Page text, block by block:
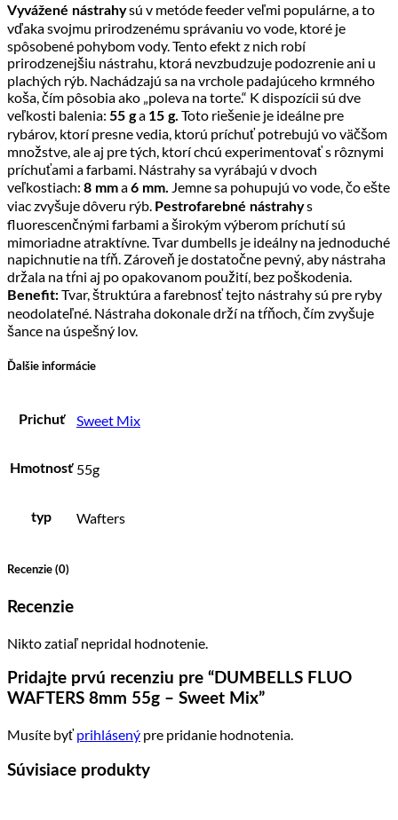
Vyvážené nástrahysú v metóde feeder veľmi populárne, a to
vďaka svojmu prirodzenému správaniu vo vode, ktoré je
spôsobené pohybom vody. Tento efekt z nich robí
prirodzenejšiu nástrahu, ktorá nevzbudzuje podozrenie ani u
plachých rýb. Nachádzajú sa na vrchole padajúceho krmného
koša, čím pôsobia ako „poleva na torte.“ K dispozícii sú dve
veľkosti balenia: 55 ga 15 g. Toto riešenie je ideálne pre
rybárov, ktorí presne vedia, ktorú príchuť potrebujú vo väčšom
množstve, ale aj pre tých, ktorí chcú experimentovať s rôznymi
príchuťami a farbami. Nástrahy sa vyrábajú v dvoch
veľkostiach: 8 mma6 mm. Jemne sa pohupujú vo vode, čo ešte
viac zvyšuje dôveru rýb. Pestrofarebné nástrahys
fluorescenčnými farbami a širokým výberom príchutí sú
mimoriadne atraktívne. Tvar dumbells je ideálny na jednoduché
napichnutie na tŕň. Zároveň je dostatočne pevný, aby nástraha
držala na tŕni aj po opakovanom použití, bez poškodenia.
Benefit:Tvar, štruktúra a farebnosť tejto nástrahy sú pre ryby
neodolateľné. Nástraha dokonale drží na tŕňoch, čím zvyšuje
šance na úspešný lov.
Ďalšie informácie
Prichuť Sweet Mix
Hmotnosť 55g
typ Wafters
Recenzie (0)
Recenzie
Nikto zatiaľ nepridal hodnotenie.
Pridajte prvú recenziu pre “DUMBELLS FLUO
WAFTERS 8mm 55g – Sweet Mix”
Musíte byťprihlásený pre pridanie hodnotenia.
Súvisiace produkty